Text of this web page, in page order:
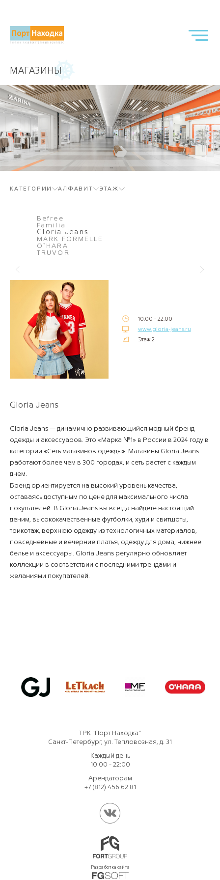
МАГАЗИНЫ
КАТЕГОРИИ АЛФАВИТ ЭТАЖ
Befree
Familia
Gloria Jeans
MARK FORMELLE
O`HARA
TRUVOR
Gloria Jeans
Gloria Jeans — динамично развивающийся модный бренд
одежды и аксессуаров. Это «Марка №1» в России в 2024 году в
категории «Сеть магазинов одежды». Магазины Gloria Jeans
работают более чем в 300 городах, и сеть растет с каждым
днем.
Бренд ориентируется на высокий уровень качества,
оставаясь доступным по цене для максимального числа
покупателей. В Gloria Jeans вы всегда найдете настоящий
деним, высококачественные футболки, худи и свитшоты,
трикотаж, верхнюю одежду из технологичных материалов,
повседневные и вечерние платья, одежду для дома, нижнее
белье и аксессуары. Gloria Jeans регулярно обновляет
коллекции в соответствии с последними трендами и
желаниями покупателей.
10.00 - 22.00
www.gloria-jeans.ru
Этаж 2
Каждый день
10:00 - 22:00
Арендаторам
+7 (812) 456 62 81
ТРК "Порт Находка"
Санкт-Петербург, ул. Тепловозная, д. 31
Разработка сайта